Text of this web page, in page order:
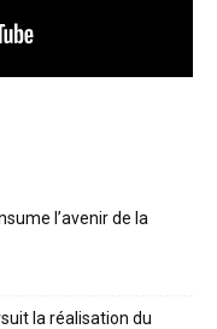
l’avenir de la
la réalisation du